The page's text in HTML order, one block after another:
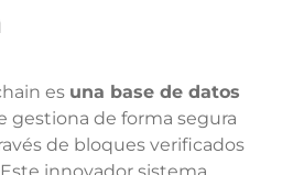
es una base de datos
gestiona de forma segura
de bloques verificados